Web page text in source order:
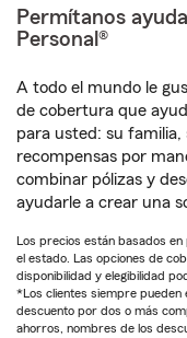
Permítanos
Personal®
A todo el mundo le
de cobertura que
para usted: su
recompensas por
combinar pólizas y
ayudarle a crear una
Los precios están basados
el estado. Las opciones de
disponibilidad y elegibilidad
*Los clientes siempre pueden
descuento por dos o más
ahorros, nombres de los